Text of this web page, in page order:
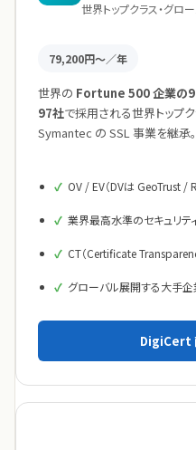
世界トップクラス・グロ
79,200円〜／年
世界の Fortune 500 企業の
97社で採用される世界トップ
Symantec の SSL 事業を継承。
OV / EV（DVは GeoTrust /
業界最高水準のセキュリテ
CT（Certificate
グローバル展開する大手企
DigiCert